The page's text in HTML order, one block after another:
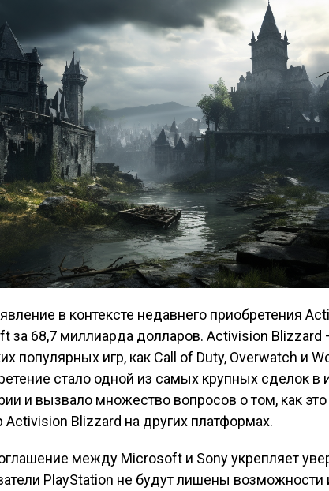
в контексте недавнего приобретения
за 68,7 миллиарда долларов. Activision Blizzard
популярных игр, как Call of Duty, Overwatch и
стало одной из самых крупных сделок в
и вызвало множество вопросов о том, как
Activision Blizzard на других платформах.
между Microsoft и Sony укрепляет
PlayStation не будут лишены возможности